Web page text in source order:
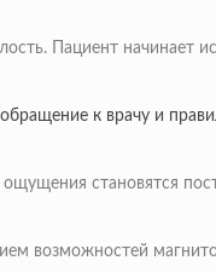
Пациент начинает
к врачу и
ощущения становятся
возможностей